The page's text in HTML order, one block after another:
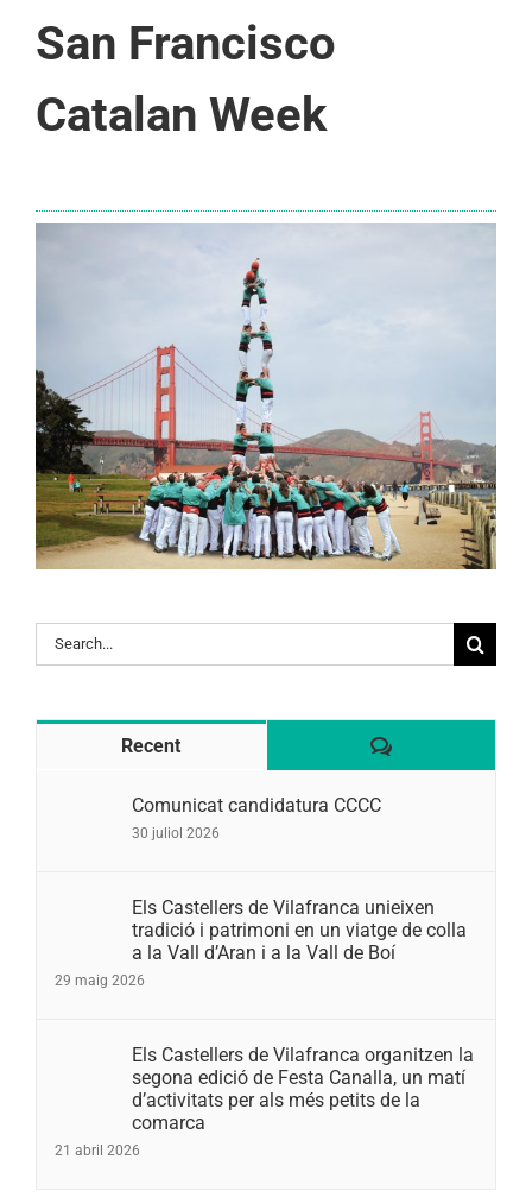
San Francisco
Catalan Week
Search
for:
Recent Comentaris
Comunicat candidatura CCCC
30 juliol 2026
Els Castellers de Vilafranca unieixen
tradició i patrimoni en un viatge de colla
a la Vall d’Aran i a la Vall de Boí
29 maig 2026
Els Castellers de Vilafranca organitzen la
segona edició de Festa Canalla, un matí
d’activitats per als més petits de la
comarca
21 abril 2026